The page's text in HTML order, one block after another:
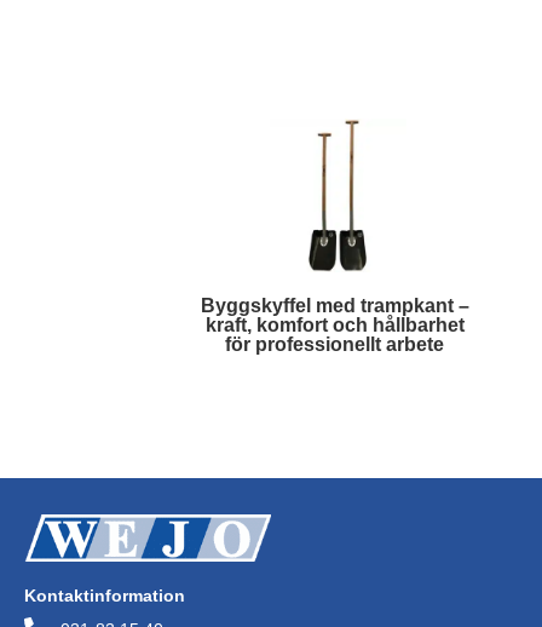
Byggskyffel med trampkant –
kraft, komfort och hållbarhet
för professionellt arbete
Kontaktinformation